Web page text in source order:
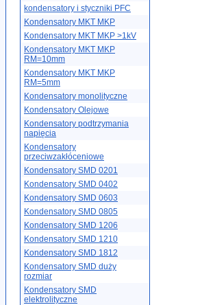
kondensatory i styczniki PFC
Kondensatory MKT MKP
Kondensatory MKT MKP >1kV
Kondensatory MKT MKP
RM=10mm
Kondensatory MKT MKP
RM=5mm
Kondensatory monolityczne
Kondensatory Olejowe
Kondensatory podtrzymania
napięcia
Kondensatory
przeciwzakłóceniowe
Kondensatory SMD 0201
Kondensatory SMD 0402
Kondensatory SMD 0603
Kondensatory SMD 0805
Kondensatory SMD 1206
Kondensatory SMD 1210
Kondensatory SMD 1812
Kondensatory SMD duży
rozmiar
Kondensatory SMD
elektrolityczne